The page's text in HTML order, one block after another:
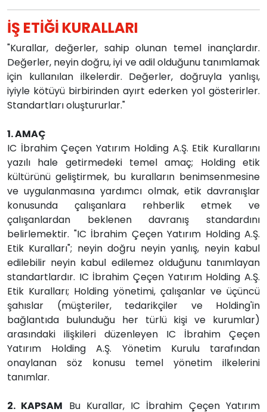
İŞ ETİĞİ KURALLARI
"Kurallar, değerler, sahip olunan temel inançlardır.
Değerler, neyin doğru, iyi ve adil olduğunu tanımlamak
için kullanılan ilkelerdir. Değerler, doğruyla yanlışı,
iyiyle kötüyü birbirinden ayırt ederken yol gösterirler.
Standartları oluştururlar."
1. AMAÇ
IC İbrahim Çeçen Yatırım Holding A.Ş. Etik Kurallarını
yazılı hale getirmedeki temel amaç; Holding etik
kültürünü geliştirmek, bu kuralların benimsenmesine
ve uygulanmasına yardımcı olmak, etik davranışlar
konusunda çalışanlara rehberlik etmek ve
çalışanlardan beklenen davranış standardını
belirlemektir. "IC İbrahim Çeçen Yatırım Holding A.Ş.
Etik Kuralları"; neyin doğru neyin yanlış, neyin kabul
edilebilir neyin kabul edilemez olduğunu tanımlayan
standartlardır. IC İbrahim Çeçen Yatırım Holding A.Ş.
Etik Kuralları; Holding yönetimi, çalışanlar ve üçüncü
şahıslar (müşteriler, tedarikçiler ve Holding'in
bağlantıda bulunduğu her türlü kişi ve kurumlar)
arasındaki ilişkileri düzenleyen IC İbrahim Çeçen
Yatırım Holding A.Ş. Yönetim Kurulu tarafından
onaylanan söz konusu temel yönetim ilkelerini
tanımlar.
2. KAPSAM Bu Kurallar, IC İbrahim Çeçen Yatırım